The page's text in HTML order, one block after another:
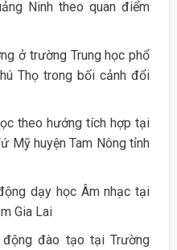
Ninh theo quan điểm
ở trường Trung học phổ
Thọ trong bối cảnh đổi
theo hướng tích hợp tại
Mỹ huyện Tam Nông tỉnh
dạy học Âm nhạc tại
Gia Lai
đào tạo tại Trường